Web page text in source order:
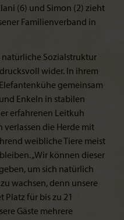
(6) und Simon (2) zieht
Familienverband in
natürliche Sozialstruktur
wider. In ihrem
gemeinsam
Enkeln in stabilen
erfahrenen Leitkuh
die Herde mit
weibliche Tiere meist
„Wir können dieser
um sich natürlich
wachsen, denn unsere
für bis zu 21
Gäste mehrere